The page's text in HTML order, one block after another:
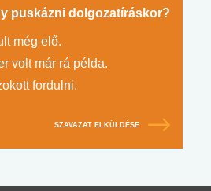
puskázni dolgozatíráskor?
még elő.
volt már rá példa.
fordulni.
SZAVAZAT ELKÜLDÉSE